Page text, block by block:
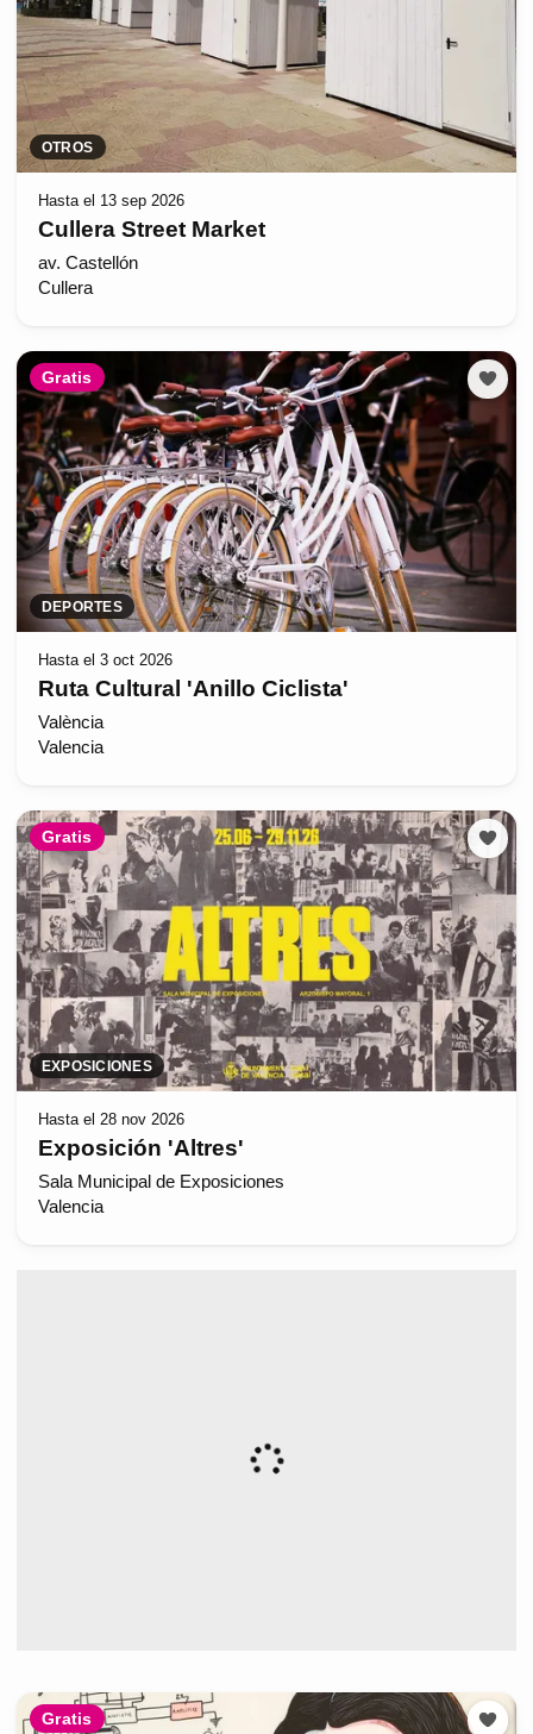
OTROS
Hasta el 13 sep 2026
Cullera Street Market
av. Castellón
Cullera
Gratis
DEPORTES
Hasta el 3 oct 2026
Ruta Cultural 'Anillo Ciclista'
València
Valencia
Gratis
EXPOSICIONES
Hasta el 28 nov 2026
Exposición 'Altres'
Sala Municipal de Exposiciones
Valencia
Gratis